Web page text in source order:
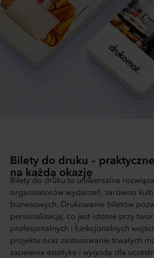
Bilety do druku –
na każdą okazję
Bilety do druku to uniwersalne
organizatorów wydarzeń, zarówno
biznesowych. Drukowanie biletów
personalizację, co jest istotne przy
profesjonalnych i funkcjonalnych
projektu oraz zastosowanie trwałych
zapewnia estetykę i wygodę dla